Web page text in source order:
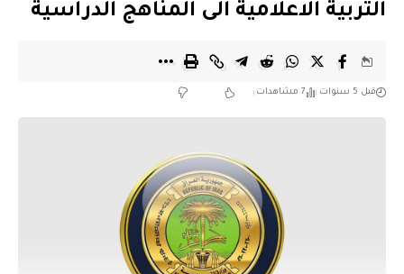
التربية الاعلامية الى المناهج الدراسية
قبل 5 سنوات 7 مشاهدات